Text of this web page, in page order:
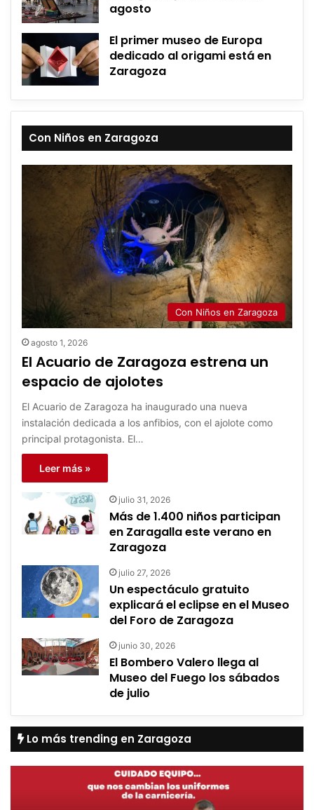
agosto
El primer museo de Europa
dedicado al origami está en
Zaragoza
Con Niños en Zaragoza
Con Niños en Zaragoza
agosto 1, 2026
El Acuario de Zaragoza estrena un
espacio de ajolotes
El Acuario de Zaragoza ha inaugurado una nueva
instalación dedicada a los anfibios, con el ajolote como
principal protagonista. El…
Leer más »
julio 31, 2026
Más de 1.400 niños participan
en Zaragalla este verano en
Zaragoza
julio 27, 2026
Un espectáculo gratuito
explicará el eclipse en el Museo
del Foro de Zaragoza
junio 30, 2026
El Bombero Valero llega al
Museo del Fuego los sábados
de julio
Lo más trending en Zaragoza